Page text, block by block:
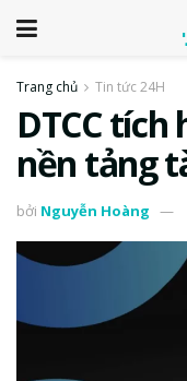
Trang chủ Tin tức 24H
DTCC
nền tảng
bởi Nguyễn Hoàng